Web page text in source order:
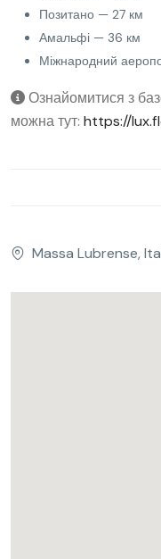
Позитано — 27 км
Амальфі — 36 км
Міжнародний
Ознайомитися з
можна тут: https://
Massa Lubrense,